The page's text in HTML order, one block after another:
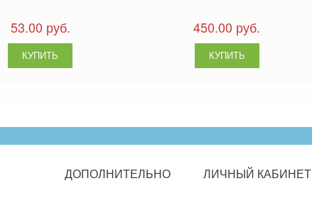
53.00 руб. 450.00 руб.
ДОПОЛНИТЕЛЬНО ЛИЧНЫЙ КАБИНЕТ